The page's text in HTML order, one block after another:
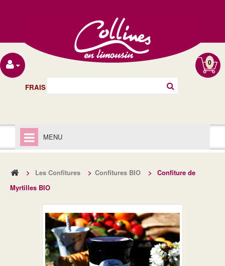
0
FRAIS DE PORT OFFERT À PARTIR DE 40€
MENU
LIVRAISON
LES CHUTNEYS
LES CONFITURES
LES 100% FRUITS BIO
> Les Confitures > Confitures BIO >
Confiture de
Myrtilles BIO